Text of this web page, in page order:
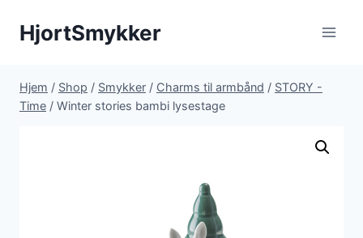
HjortSmykker
Hjem / Shop / Smykker / Charms til armbånd / STORY -
Time / Winter stories bambi lysestage